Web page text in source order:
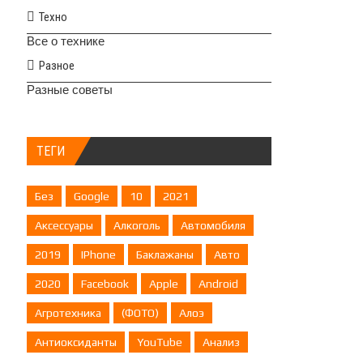
Техно
Все о технике
Разное
Разные советы
ТЕГИ
Без Google 10 2021
Аксессуары Алкоголь Автомобиля
2019 IPhone Баклажаны Авто
2020 Facebook Apple Android
Агротехника (ФОТО) Алоэ
Антиоксиданты YouTube Анализ